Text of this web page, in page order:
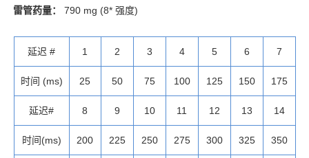
雷管药量：
790 mg (8* 强度)
延迟 # 1 2 3 4 5 6 7
时间 (ms) 25 50 75 100 125 150 175
延迟# 8 9 10 11 12 13 14
时间(ms) 200 225 250 275 300 325 350